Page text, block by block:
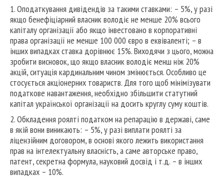
1. Оподаткування дивідендів за такими ставками: – 5%, у разі
якщо бенефіціарний власник володіє не менше 20% всього
капіталу організації або якщо інвестовано в корпоративні
права організації не менше 100 000 євро в еквіваленті; – в
інших випадках ставка дорівнює 15%. Виходячи з цього, можна
зробити висновок, що якщо власник володіє менш ніж 20%
акцій, ситуація кардинальним чином змінюється. Особливо це
стосується акціонерних товариств. Для того щоб мінімізувати
податкове навантаження, необхідно збільшити статутний
капітал української організації на досить круглу суму коштів.
2. Обкладення роялті податком на репарацію в державі, саме
в якій вони виникають: – 5%, у разі виплати роялті за
ліцензійним договором, в основі якого лежить використання
прав на інтелектуальну власність, а саме авторське право,
патент, секретна формула, науковий досвід і т.д. – в інших
випадках – 10%.